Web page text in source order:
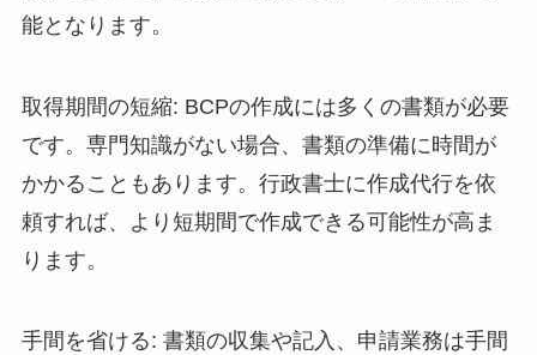
能となります。
取得期間の短縮: BCPの作成には多くの書類が必要
です。専門知識がない場合、書類の準備に時間が
かかることもあります。行政書士に作成代行を依
頼すれば、より短期間で作成できる可能性が高ま
ります。
手間を省ける: 書類の収集や記入、申請業務は手間